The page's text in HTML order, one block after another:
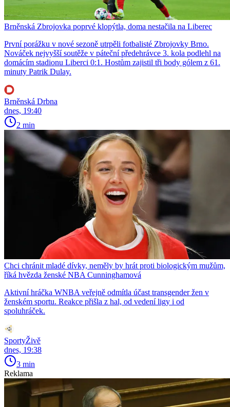
Brněnská Zbrojovka poprvé klopýtla, doma nestačila na Liberec
První porážku v nové sezoně utrpěli fotbalisté Zbrojovky Brno.
Nováček nejvyšší soutěže v páteční předehrávce 3. kola podlehl na
domácím stadionu Liberci 0:1. Hostům zajistil tři body gólem z 61.
minuty Patrik Dulay.
Brněnská Drbna
dnes, 19:40
2 min
Chci chránit mladé dívky, neměly by hrát proti biologickým mužům,
říká hvězda ženské NBA Cunninghamová
Aktivní hráčka WNBA veřejně odmítla účast transgender žen v
ženském sportu. Reakce přišla z hal, od vedení ligy i od
spoluhráček.
SportyŽivě
dnes, 19:38
3 min
Reklama